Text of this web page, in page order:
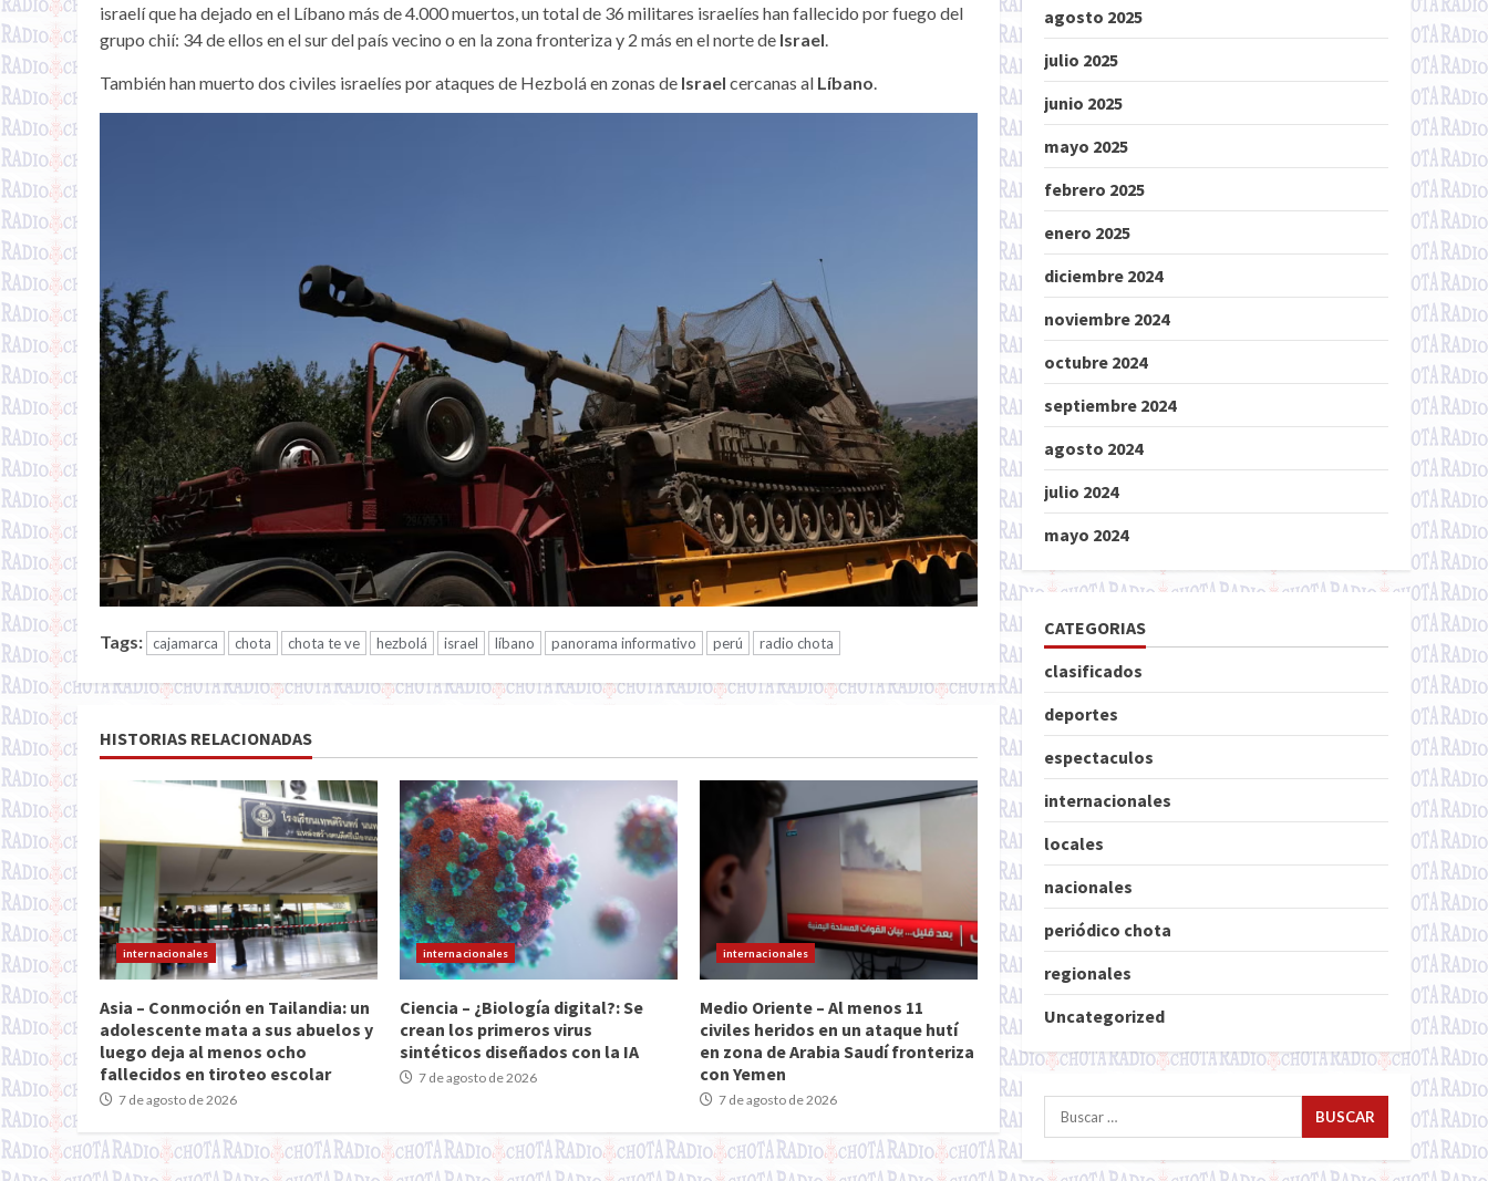
israelí que ha dejado en el Líbano más de 4.000 muertos, un total de 36 militares israelíes han fallecido por fuego del
grupo chií: 34 de ellos en el sur del país vecino o en la zona fronteriza y 2 más en el norte de Israel
También han muerto dos civiles israelíes por ataques de Hezbolá en zonas de Israel cercanas al Líbano
Tags: cajamarca chota chota te ve hezbolá israel líbano panorama informativo perú radio chota
HISTORIAS RELACIONADAS
internacionales
Asia – Conmoción en Tailandia: un
adolescente mata a sus abuelos y
luego deja al menos ocho
fallecidos en tiroteo escolar
7 de agosto de 2026
internacionales
Ciencia – ¿Biología digital?: Se
crean los primeros virus
sintéticos diseñados con la IA
7 de agosto de 2026
internacionales
Medio Oriente – Al menos 11
civiles heridos en un ataque hutí
en zona de Arabia Saudí fronteriza
con Yemen
7 de agosto de 2026
agosto 2025
julio 2025
junio 2025
mayo 2025
febrero 2025
enero 2025
diciembre 2024
noviembre 2024
octubre 2024
septiembre 2024
agosto 2024
julio 2024
mayo 2024
CATEGORIAS
clasificados
deportes
espectaculos
internacionales
locales
nacionales
periódico chota
regionales
Uncategorized
Buscar: